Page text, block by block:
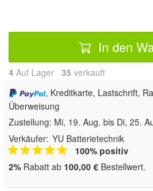
In den
4 Auf Lager 35 verkauft
, Kreditkarte, Lastschrift,
Überweisung
Zustellung: Mi, 19. Aug. bis Di, 25.
Verkäufer: YU Batterietechnik
100% positiv
2% Rabatt ab 100,00 € Bestellwert.